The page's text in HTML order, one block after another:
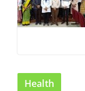
Health